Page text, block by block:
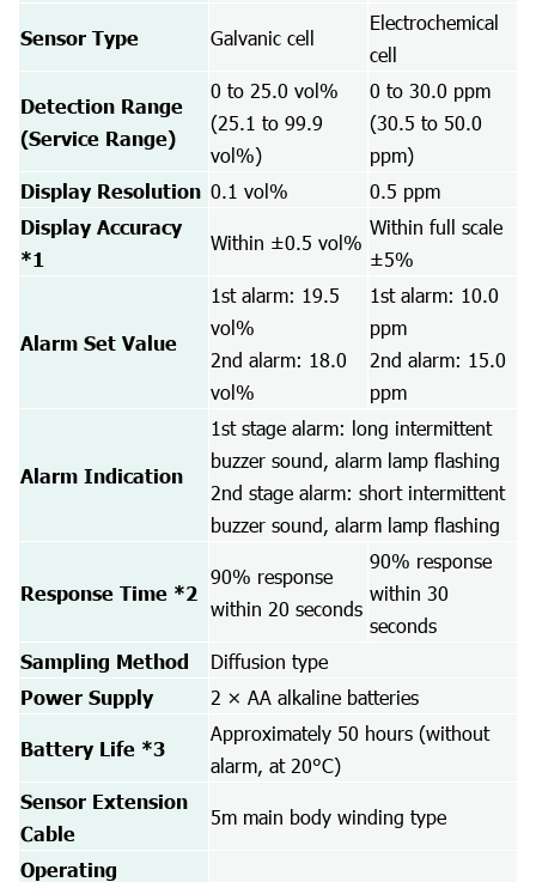
Sensor Type Galvanic cell
Electrochemical
cell
Detection Range
(Service Range)
0 to 25.0 vol%
(25.1 to 99.9
vol%)
0 to 30.0 ppm
(30.5 to 50.0
ppm)
Display Resolution 0.1 vol% 0.5 ppm
Display Accuracy
*1
Within ±0.5 vol%
Within full scale
±5%
Alarm Set Value
1st alarm: 19.5
vol%
2nd alarm: 18.0
vol%
1st alarm: 10.0
ppm
2nd alarm: 15.0
ppm
Alarm Indication
1st stage alarm: long intermittent
buzzer sound, alarm lamp flashing
2nd stage alarm: short intermittent
buzzer sound, alarm lamp flashing
Response Time *2
90% response
within 20 seconds
90% response
within 30
seconds
Sampling Method Diffusion type
Power Supply 2 × AA alkaline batteries
Battery Life *3
Approximately 50 hours (without
alarm, at 20°C)
Sensor Extension
Cable
5m main body winding type
Operating